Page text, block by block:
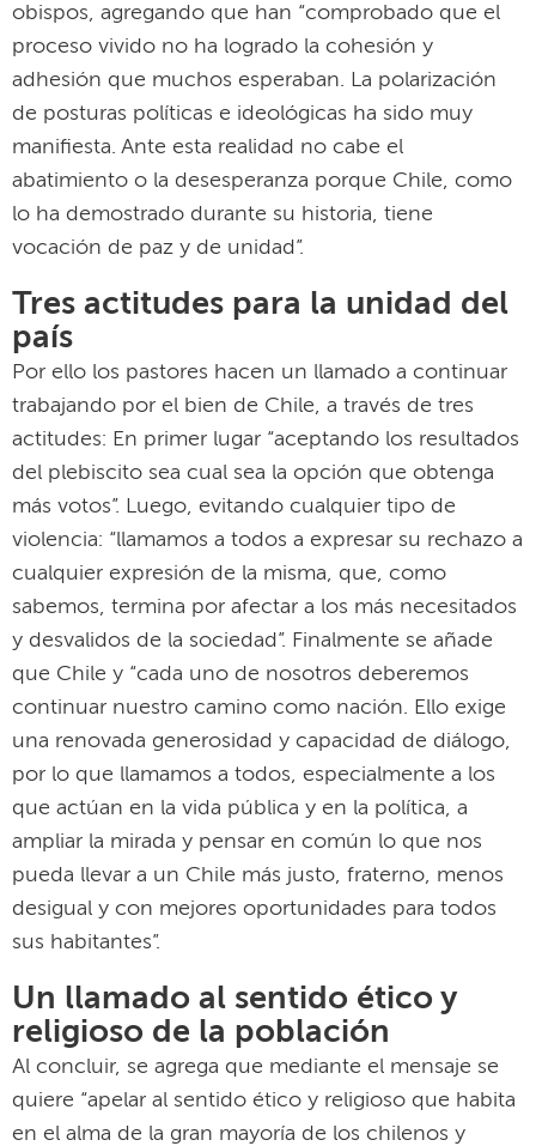
obispos, agregando que han “comprobado que el
proceso vivido no ha logrado la cohesión y
adhesión que muchos esperaban. La polarización
de posturas políticas e ideológicas ha sido muy
manifiesta. Ante esta realidad no cabe el
abatimiento o la desesperanza porque Chile, como
lo ha demostrado durante su historia, tiene
vocación de paz y de unidad”.
Tres actitudes para la unidad del
país
Por ello los pastores hacen un llamado a continuar
trabajando por el bien de Chile, a través de tres
actitudes: En primer lugar “aceptando los resultados
del plebiscito sea cual sea la opción que obtenga
más votos”. Luego, evitando cualquier tipo de
violencia: “llamamos a todos a expresar su rechazo a
cualquier expresión de la misma, que, como
sabemos, termina por afectar a los más necesitados
y desvalidos de la sociedad”. Finalmente se añade
que Chile y “cada uno de nosotros deberemos
continuar nuestro camino como nación. Ello exige
una renovada generosidad y capacidad de diálogo,
por lo que llamamos a todos, especialmente a los
que actúan en la vida pública y en la política, a
ampliar la mirada y pensar en común lo que nos
pueda llevar a un Chile más justo, fraterno, menos
desigual y con mejores oportunidades para todos
sus habitantes”.
Un llamado al sentido ético y
religioso de la población
Al concluir, se agrega que mediante el mensaje se
quiere “apelar al sentido ético y religioso que habita
en el alma de la gran mayoría de los chilenos y